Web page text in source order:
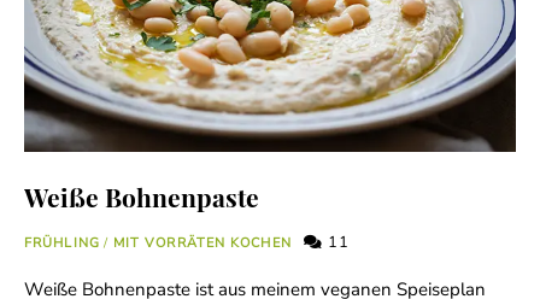
Weiße Bohnenpaste
FRÜHLING / MIT VORRÄTEN KOCHEN 11
Weiße Bohnenpaste ist aus meinem veganen Speiseplan